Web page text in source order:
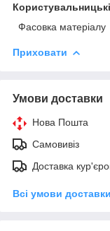
Фасовка матеріалу
Приховати
Умови доставки
Нова Пошта
Самовивіз
Доставка
Всі умови доставки